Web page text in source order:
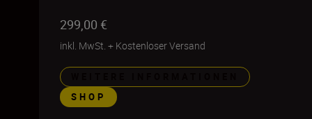
299,00 €
inkl. MwSt. + Kostenloser Versand
SHOP